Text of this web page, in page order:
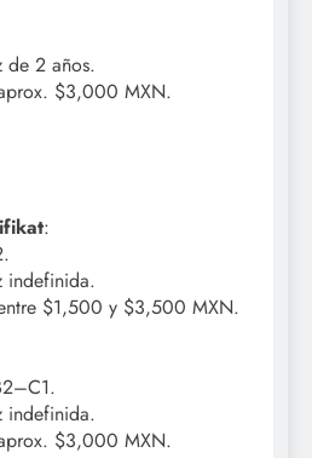
de 2 años.
$3,000 MXN.
:
indefinida.
$1,500 y $3,500 MXN.
indefinida.
$3,000 MXN.